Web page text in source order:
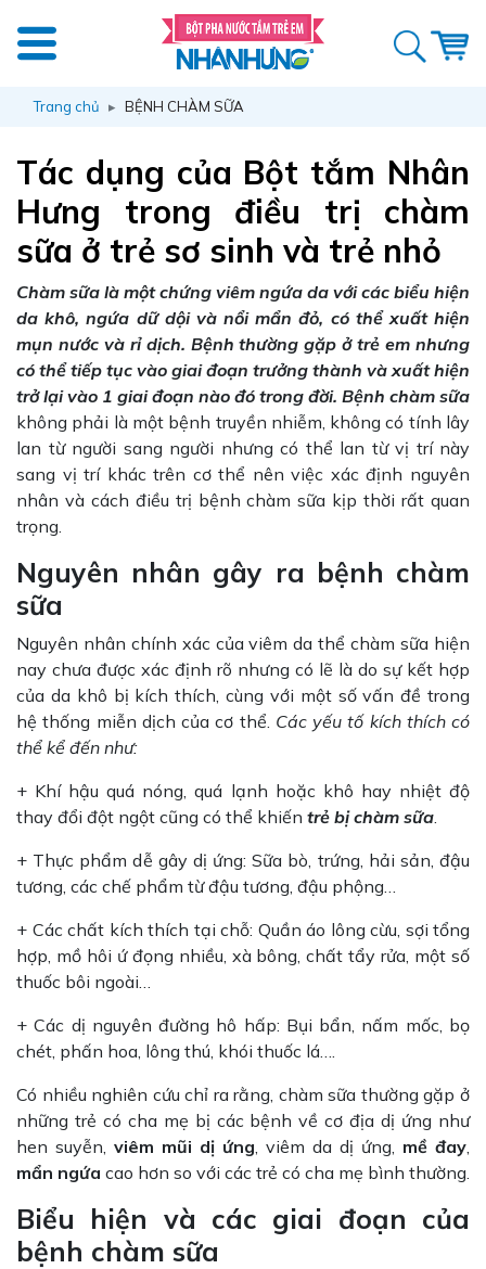
Trang chủ BỆNH CHÀM SỮA
Tác dụng của Bột tắm Nhân
Hưng trong điều trị chàm
sữa ở trẻ sơ sinh và trẻ nhỏ
Chàm sữa là một chứng viêm ngứa da với các biểu hiện
da khô, ngứa dữ dội và nổi mẩn đỏ, có thể xuất hiện
mụn nước và rỉ dịch. Bệnh thường gặp ở trẻ em nhưng
có thể tiếp tục vào giai đoạn trưởng thành và xuất hiện
trở lại vào 1 giai đoạn nào đó trong đời. Bệnh chàm sữa
không phải là một bệnh truyền nhiễm, không có tính lây
lan từ người sang người nhưng có thể lan từ vị trí này
sang vị trí khác trên cơ thể nên việc xác định nguyên
nhân và cách điều trị bệnh chàm sữa kịp thời rất quan
trọng.
Nguyên nhân gây ra bệnh chàm
sữa
Nguyên nhân chính xác của viêm da thể chàm sữa hiện
nay chưa được xác định rõ nhưng có lẽ là do sự kết hợp
của da khô bị kích thích, cùng với một số vấn đề trong
hệ thống miễn dịch của cơ thể. Các yếu tố kích thích có
thể kể đến như:
+ Khí hậu quá nóng, quá lạnh hoặc khô hay nhiệt độ
thay đổi đột ngột cũng có thể khiến trẻ bị chàm sữa.
+ Thực phẩm dễ gây dị ứng: Sữa bò, trứng, hải sản, đậu
tương, các chế phẩm từ đậu tương, đậu phộng…
+ Các chất kích thích tại chỗ: Quần áo lông cừu, sợi tổng
hợp, mồ hôi ứ đọng nhiều, xà bông, chất tẩy rửa, một số
thuốc bôi ngoài…
+ Các dị nguyên đường hô hấp: Bụi bẩn, nấm mốc, bọ
chét, phấn hoa, lông thú, khói thuốc lá….
Có nhiều nghiên cứu chỉ ra rằng, chàm sữa thường gặp ở
những trẻ có cha mẹ bị các bệnh về cơ địa dị ứng như
hen suyễn, viêm mũi dị ứng, viêm da dị ứng, mề đay,
mẩn ngứa cao hơn so với các trẻ có cha mẹ bình thường.
Biểu hiện và các giai đoạn của
bệnh chàm sữa